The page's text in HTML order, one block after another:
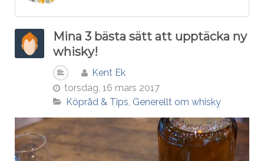
Mina 3 bästa sätt att upptäcka ny
whisky!
Kent Ek
torsdag, 16 mars 2017
Köpråd & Tips Generellt om whisky